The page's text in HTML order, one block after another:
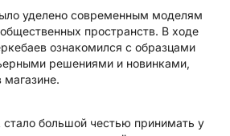
уделено современным моделям
пространств. В ходе
ознакомился с образцами
решениями и новинками,
стало большой честью принимать у